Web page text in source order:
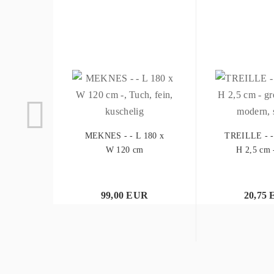
MEKNES - - L 180 x
W 120 cm
99,00 EUR
TREILLE -
H 2,5 cm
20,75